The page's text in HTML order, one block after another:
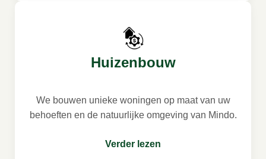
Huizenbouw
We bouwen unieke woningen op maat van uw
behoeften en de natuurlijke omgeving van Mindo.
Verder lezen